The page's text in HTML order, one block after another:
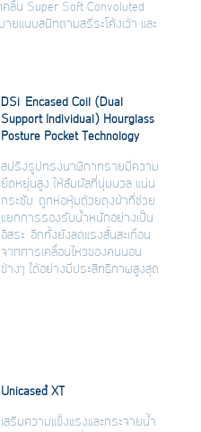
ลื่น Super Soft Convoluted
ยแนบสนิทตามสรีระโค้งเว้า และ
DSi Encased Coil (Dual
Support Individual) Hourglass
Posture Pocket Technology
สปริงรูปทรงนาฬิกาทรายมีความ
ยืดหยุ่นสูง ให้สัมผัสที่นุ่มนวล แน่น
กระชับ ถูกห่อหุ้มด้วยถุงผ้าที่ช่วย
แยกการรองรับน้ำหนักอย่างเป็น
อิสระ อีกทั้งยังลดแรงสั่นสะเทือน
จากการเคลื่อนไหวของคนนอน
ข้างๆ ได้อย่างมีประสิทธิภาพสูงสุด
Unicased XT
เสริมความแข็งแรงและกระจายน้ำ